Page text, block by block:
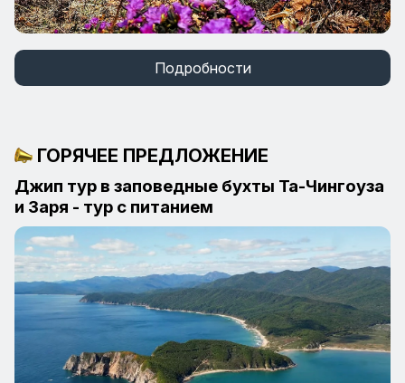
Подробности
ГОРЯЧЕЕ ПРЕДЛОЖЕНИЕ
Джип тур в заповедные бухты Та-Чингоуза
и Заря - тур с питанием